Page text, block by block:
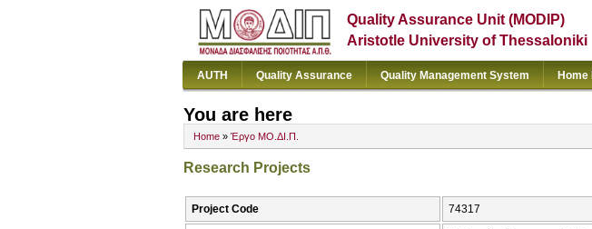
Quality Assurance Unit (MODIP)
Aristotle University of Thessaloniki
AUTH Quality Assurance Quality Management System Home
You are here
Home » Έργο ΜΟ.ΔΙ.Π.
Research Projects
Project Code 74317